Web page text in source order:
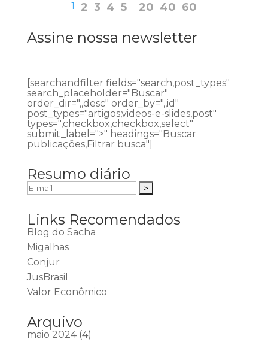
1 2 3 4 5 20 40 60
Assine nossa newsletter
[searchandfilter fields="search,post_types"
search_placeholder="Buscar"
order_dir=",,desc" order_by=",,id"
post_types="artigos,videos-e-slides,post"
types=",checkbox,checkbox,select"
submit_label=">" headings="Buscar
publicações,Filtrar busca"]
Resumo diário
Links Recomendados
Blog do Sacha
Migalhas
Conjur
JusBrasil
Valor Econômico
Arquivo
maio 2024(4)